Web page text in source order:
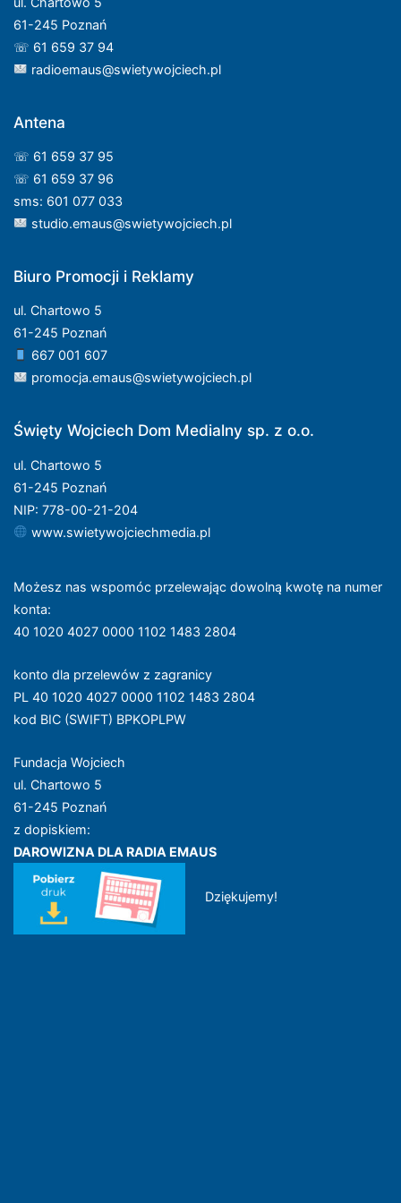
61-245 Poznań
☏ 61 659 37 94
radioemaus@swietywojciech.pl
Antena
☏ 61 659 37 95
☏ 61 659 37 96
sms: 601 077 033
studio.emaus@swietywojciech.pl
Biuro Promocji i Reklamy
ul. Chartowo 5
61-245 Poznań
667 001 607
promocja.emaus@swietywojciech.pl
Święty Wojciech Dom Medialny sp. z o.o.
ul. Chartowo 5
61-245 Poznań
NIP: 778-00-21-204
www.swietywojciechmedia.pl
Możesz nas wspomóc przelewając dowolną kwotę na numer
konta:
40 1020 4027 0000 1102 1483 2804
konto dla przelewów z zagranicy
PL 40 1020 4027 0000 1102 1483 2804
kod BIC (SWIFT) BPKOPLPW
Fundacja Wojciech
ul. Chartowo 5
61-245 Poznań
z dopiskiem:
DAROWIZNA DLA RADIA EMAUS
Dziękujemy!